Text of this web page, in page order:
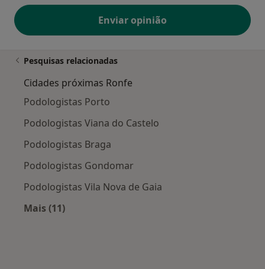
Enviar opinião
Pesquisas relacionadas
Cidades próximas Ronfe
Podologistas Porto
Podologistas Viana do Castelo
Podologistas Braga
Podologistas Gondomar
Podologistas Vila Nova de Gaia
Mais (11)